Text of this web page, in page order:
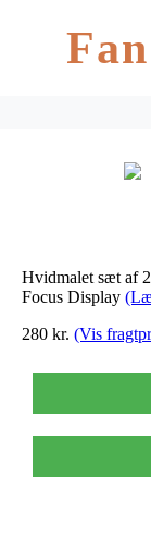
Hvidmalet sæt af
Focus Display
280 kr. (Vis